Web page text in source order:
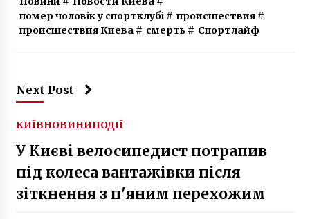
помер чоловік у спортклубі# происшествия#
происшествия Киева# смерть# Спортлайф
Next Post
КИЇВНОВИНИПОДІЇ
У Києві велосипедист потрапив
під колеса вантажівки після
зіткнення з п'яним перехожим